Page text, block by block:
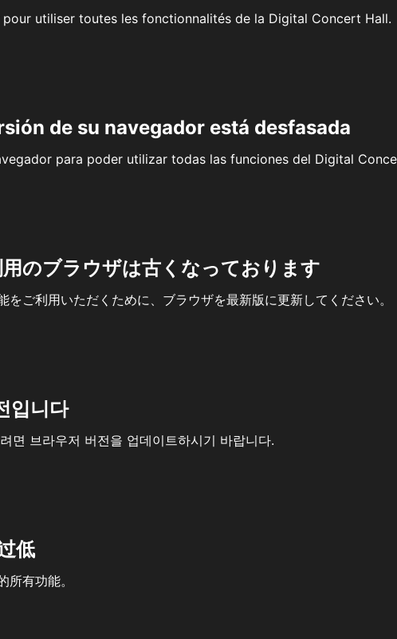
utiliser toutes les fonctionnalités de la Digital Concert Hall.
de su navegador está desfasada
para poder utilizar todas las funciones del Digital
のブラウザは古くなっております
ご利用いただくために、ブラウザを最新版に更新してください。
입니다
면 브라우저 버전을 업데이트하시기 바랍니다.
低
有功能。